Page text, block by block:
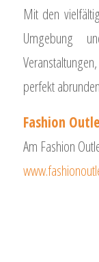
Mit den
Umgebung
perfekt
Fashion
Am Fashion